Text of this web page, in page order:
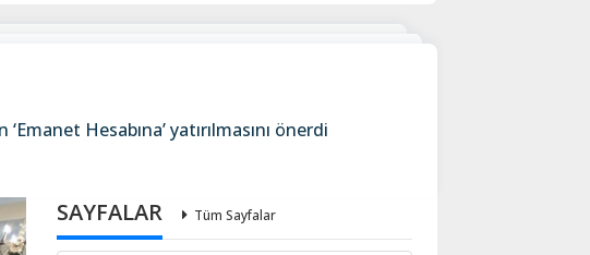
Hesabına’ yatırılmasını önerdi
SAYFALAR Tüm Sayfalar